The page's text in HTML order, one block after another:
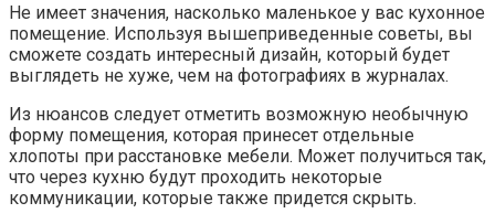
Не имеет значения, насколько маленькое у вас кухонное
помещение. Используя вышеприведенные советы, вы
сможете создать интересный дизайн, который будет
выглядеть не хуже, чем на фотографиях в журналах.
Из нюансов следует отметить возможную необычную
форму помещения, которая принесет отдельные
хлопоты при расстановке мебели. Может получиться так,
что через кухню будут проходить некоторые
коммуникации, которые также придется скрыть.